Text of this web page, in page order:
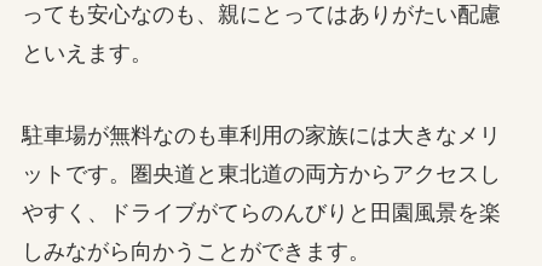
っても安心なのも、親にとってはありがたい配慮
といえます。
駐車場が無料なのも車利用の家族には大きなメリ
ットです。圏央道と東北道の両方からアクセスし
やすく、ドライブがてらのんびりと田園風景を楽
しみながら向かうことができます。